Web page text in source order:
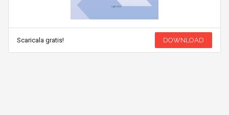
Scaricala gratis! DOWNLOAD